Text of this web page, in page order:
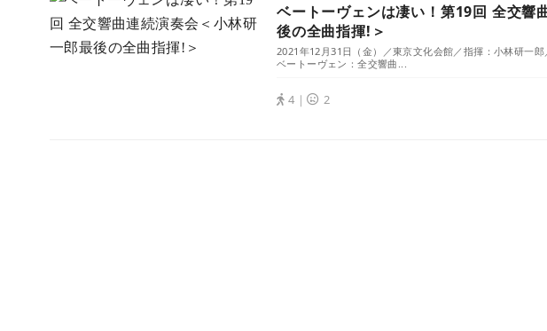
ベートーヴェンは凄い！第19回 全交響
後の全曲指揮!＞
2021年12月31日（金）／東京文化会館／指揮：小林研一
ベートーヴェン：全交響曲...
4｜ 2